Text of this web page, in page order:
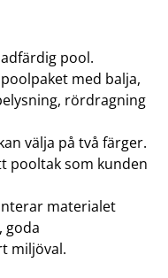
pool.
med balja,
rördragning
välja på två färger.
pooltak som kunden
materialet
goda
miljöval.